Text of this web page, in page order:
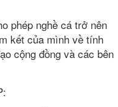
phép nghề cá trở nên
kết của mình về tính
cộng đồng và các bên